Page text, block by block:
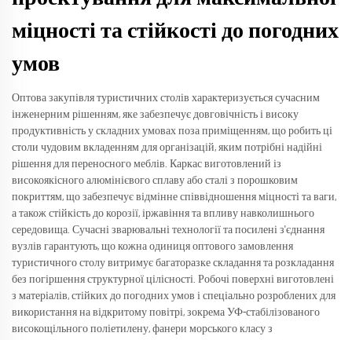
міцності та стійкості до погодних
умов
Оптова закупівля туристичних столів характеризується сучасним
інженерним рішенням, яке забезпечує довговічність і високу
продуктивність у складних умовах поза приміщенням, що робить ці
столи чудовим вкладенням для організацій, яким потрібні надійні
рішення для переносного меблів. Каркас виготовлений із
високоякісного алюмінієвого сплаву або сталі з порошковим
покриттям, що забезпечує відмінне співвідношення міцності та ваги,
а також стійкість до корозії, іржавіння та впливу навколишнього
середовища. Сучасні зварювальні технології та посилені з'єднання
вузлів гарантують, що кожна одиниця оптового замовлення
туристичного столу витримує багаторазке складання та розкладання
без погіршення структурної цілісності. Робочі поверхні виготовлені
з матеріалів, стійких до погодних умов і спеціально розроблених для
використання на відкритому повітрі, зокрема УФ-стабілізованого
високощільного поліетилену, фанери морського класу з